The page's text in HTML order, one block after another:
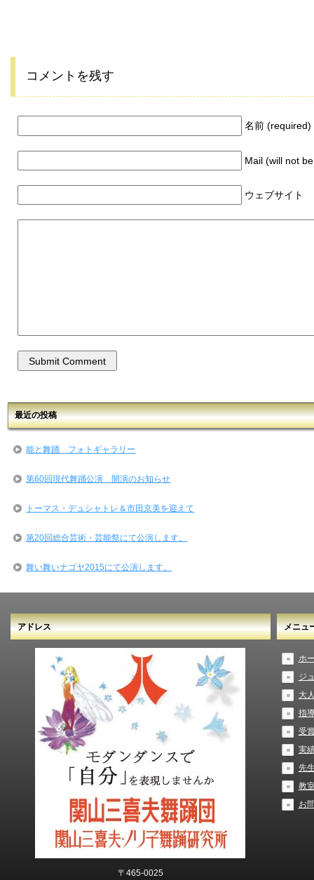
コメントを残す
名前 (required)
Mail (will not
ウェブサイト
最近の投稿
能と舞踊 フォトギャラリー
第60回現代舞踊公演 開演のお知らせ
トーマス・デュシャトレ＆市田京美を迎えて
第20回総合芸術・芸能祭にて公演します。
舞い舞いナゴヤ2015にて公演します。
アドレス
〒465-0025
メニュ
ホ
ジ
大
指
受
実
先
教
お